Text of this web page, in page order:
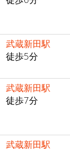
武蔵新田駅
徒歩5分
武蔵新田駅
徒歩7分
武蔵新田駅